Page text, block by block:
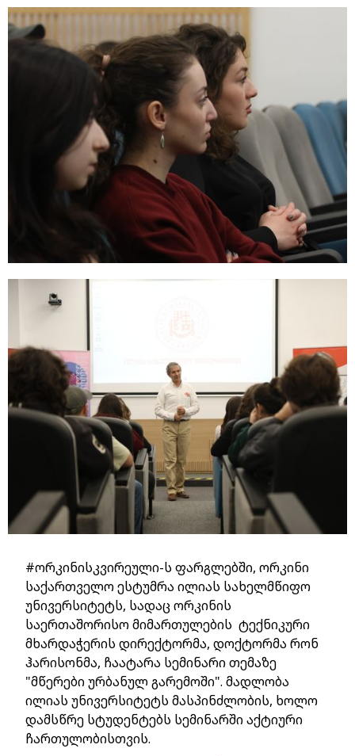
#ორკინისკვირეული-ს ფარგლებში, ორკინი
საქართველო ესტუმრა ილიას სახელმწიფო
უნივერსიტეტს, სადაც ორკინის
საერთაშორისო მიმართულების ტექნიკური
მხარდაჭერის დირექტორმა, დოქტორმა რონ
ჰარისონმა, ჩაატარა სემინარი თემაზე
"მწერები ურბანულ გარემოში". მადლობა
ილიას უნივერსიტეტს მასპინძლობის, ხოლო
დამსწრე სტუდენტებს სემინარში აქტიური
ჩართულობისთვის.